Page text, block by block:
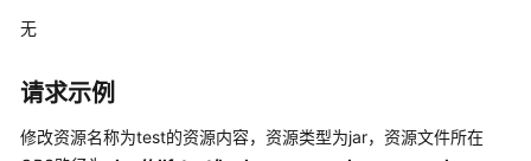
发
无
请求示例
修改资源名称为test的资源内容，资源类型为jar，资源文件所在